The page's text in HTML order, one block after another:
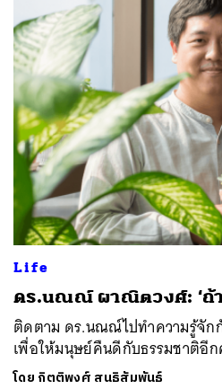
Life
ดร.นณณ์ ผาณิตวงศ์: ‘ถ้า
ติดตาม ดร.นณณ์ไปทำความรู้จัก
เพื่อให้มนุษย์คืนดีกับธรรมชาติอีก
โดย กิตติพงศ์ สนธิสัมพันธ์